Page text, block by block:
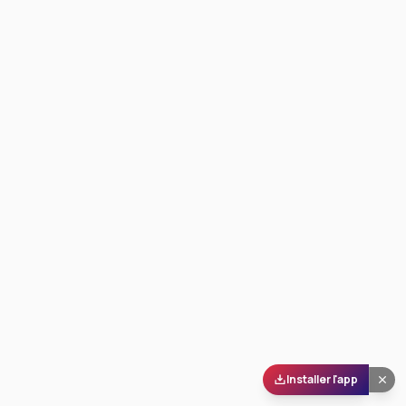
Installer l'app